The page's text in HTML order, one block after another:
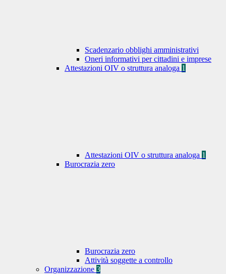
Scadenzario obblighi amministrativi
Oneri informativi per cittadini e imprese
Attestazioni OIV o struttura analoga 1
Attestazioni OIV o struttura analoga 1
Burocrazia zero
Burocrazia zero
Attività soggette a controllo
Organizzazione 3